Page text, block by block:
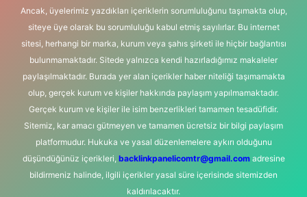
Ancak, üyelerimiz yazdıkları içeriklerin sorumluluğunu taşımakta olup,
siteye üye olarak bu sorumluluğu kabul etmiş sayılırlar. Bu internet
sitesi, herhangi bir marka, kurum veya şahıs şirketi ile hiçbir bağlantısı
bulunmamaktadır. Sitede yalnızca kendi hazırladığımız makaleler
paylaşılmaktadır. Burada yer alan içerikler haber niteliği taşımamakta
olup, gerçek kurum ve kişiler hakkında paylaşım yapılmamaktadır.
Gerçek kurum ve kişiler ile isim benzerlikleri tamamen tesadüfidir.
Sitemiz, kar amacı gütmeyen ve tamamen ücretsiz bir bilgi paylaşım
platformudur. Hukuka ve yasal düzenlemelere aykırı olduğunu
düşündüğünüz içerikleri, backlinkpanelicomtr@gmail.comadresine
bildirmeniz halinde, ilgili içerikler yasal süre içerisinde sitemizden
kaldırılacaktır.